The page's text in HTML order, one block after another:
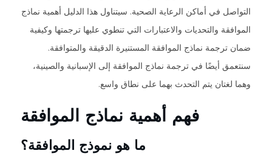
التواصل في أماكن الرعاية الصحية. سيتناول هذا الدليل أهمية نماذج
الموافقة والتحديات والاعتبارات التي تنطوي عليها ترجمتها وكيفية
ضمان ترجمة نماذج الموافقة المستنيرة الدقيقة والمتوافقة.
سنتعمق أيضًا في ترجمة نماذج الموافقة إلى الإسبانية والصينية،
وهما لغتان يتم التحدث بهما على نطاق واسع.
فهم أهمية نماذج الموافقة
ما هو نموذج الموافقة؟